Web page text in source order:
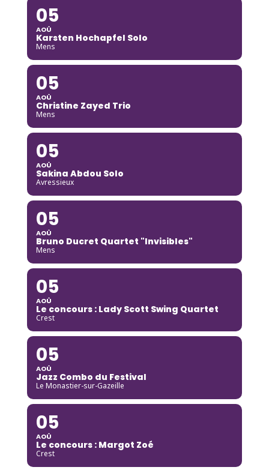
05
AOÛ
Karsten Hochapfel Solo
Mens
05
AOÛ
Christine Zayed Trio
Mens
05
AOÛ
Sakina Abdou Solo
Avressieux
05
AOÛ
Bruno Ducret Quartet "Invisibles"
Mens
05
AOÛ
Le concours : Lady Scott Swing Quartet
Crest
05
AOÛ
Jazz Combo du Festival
Le Monastier-sur-Gazeille
05
AOÛ
Le concours : Margot Zoé
Crest